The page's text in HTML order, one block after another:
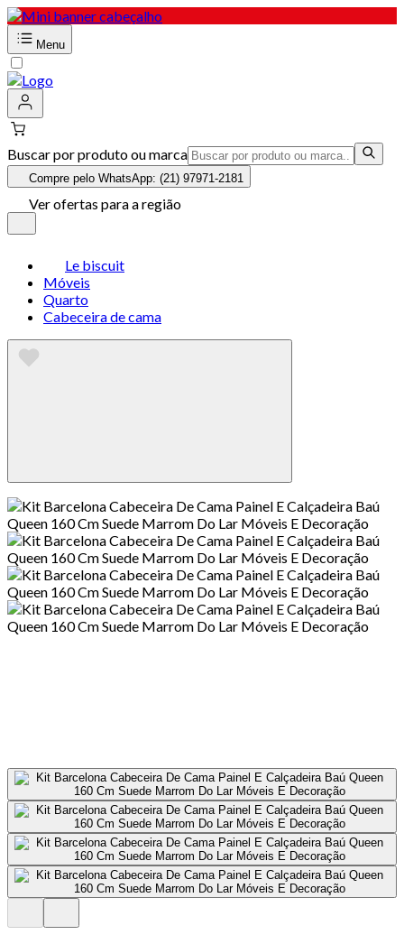
Menu
Buscar por produto ou marca
Compre pelo WhatsApp: (21) 97971-2181
Ver ofertas para a região
Le biscuit
Móveis
Quarto
Cabeceira de cama